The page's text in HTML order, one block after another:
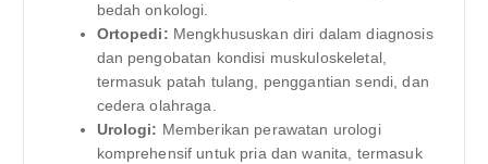
bedah onkologi.
Ortopedi: Mengkhususkan diri dalam diagnosis
dan pengobatan kondisi muskuloskeletal,
termasuk patah tulang, penggantian sendi, dan
cedera olahraga.
Urologi: Memberikan perawatan urologi
komprehensif untuk pria dan wanita, termasuk